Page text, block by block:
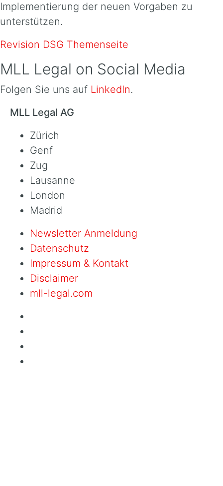
Implementierung der neuen Vorgaben zu
unterstützen.
Revision DSG Themenseite
MLL Legal on Social Media
Folgen Sie uns auf LinkedIn.
MLL Legal AG
Zürich
Genf
Zug
Lausanne
London
Madrid
Newsletter Anmeldung
Datenschutz
Impressum & Kontakt
Disclaimer
mll-legal.com